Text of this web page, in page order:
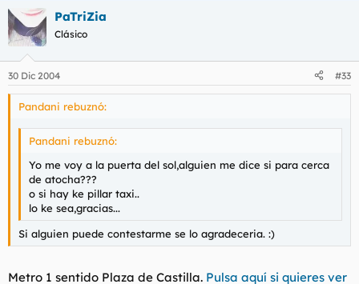
PaTriZia
Clásico
30 Dic 2004 #33
Pandani rebuznó:
Pandani rebuznó:
Yo me voy a la puerta del sol,alguien me dice si para cerca
de atocha???
o si hay ke pillar taxi..
lo ke sea,gracias...
Si alguien puede contestarme se lo agradeceria. :)
Metro 1 sentido Plaza de Castilla. Pulsa aquí si quieres ver